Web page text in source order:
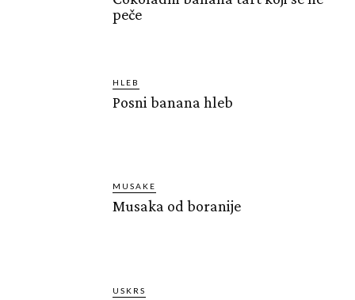
peče
HLEB
Posni banana hleb
MUSAKE
Musaka od boranije
USKRS